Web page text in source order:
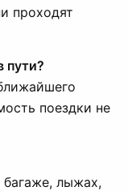
проходят
пути?
поездки не
багаже, лыжах,